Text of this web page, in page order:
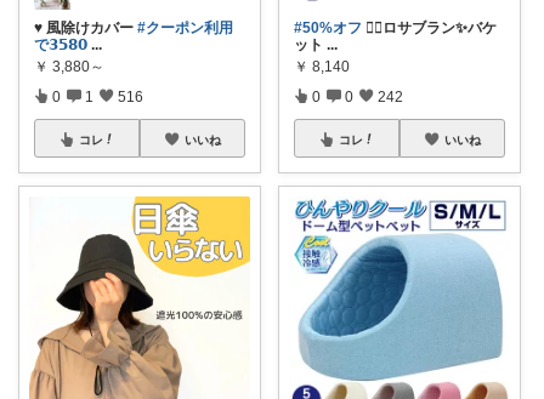
♥ 風除けカバー #クーポン利用
で𝟯𝟱𝟴𝟬 ...
￥ 3,880～
0 1 516
コレ いいね
#50%オフ ❤️‍🔥ロサブラン✨バケ
ット ...
￥ 8,140
0 0 242
コレ いいね